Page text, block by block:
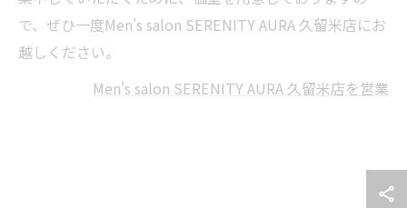
で、ぜひ一度Men's salon SERENITY AURA 久留米店にお
越しください。
Men's salon SERENITY AURA 久留米店を営業